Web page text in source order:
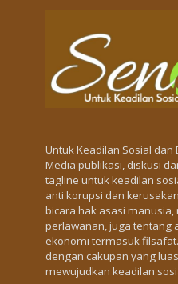
Untuk Keadilan Sosial dan
Media publikasi, diskusi
tagline untuk keadilan
anti korupsi dan
bicara hak asasi
perlawanan, juga tentang
ekonomi termasuk
dengan cakupan yang
mewujudkan keadilan